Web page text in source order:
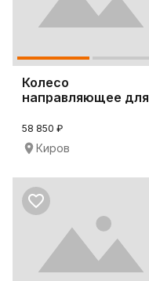
Колесо
направляющее для
D6T-XL
58 850 ₽
Киров